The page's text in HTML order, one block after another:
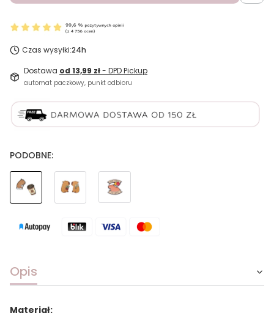
Czas wysyłki:24h
Dostawa od 13,99 zł- DPD Pickup
automat paczkowy, punkt odbioru
PODOBNE:
Opis
Materiał: